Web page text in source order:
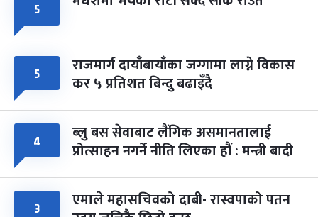
५
५ राजमार्ग दायाँबायाँका जग्गामा लाग्ने विकास
कर ५ प्रतिशत बिन्दु बढाइँदै
४ ब्लु बस सेवाबाट लैंगिक असमानतालाई
प्रोत्साहन नगर्ने नीति लिएका हौं : मन्त्री बादी
३ एमाले महासचिवको दाबी- रास्वपाको पतन